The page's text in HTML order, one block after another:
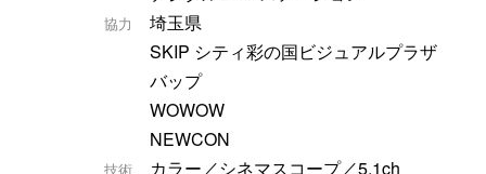
協力
埼玉県
SKIP シティ彩の国ビジュアルプラザ
バップ
WOWOW
NEWCON
技術
カラー／シネマスコープ／5.1ch